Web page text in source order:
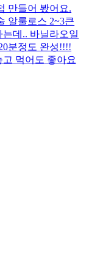
만들어 봤어요.
알룰로스 2~3큰
데.. 바닐라오일
분정도 완성!!!!
먹어도 좋아요